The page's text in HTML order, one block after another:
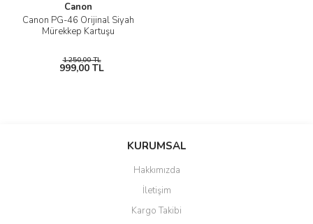
Canon
Canon PG-46 Orijinal Siyah
Mürekkep Kartuşu
1.250,00 TL
999,00 TL
KURUMSAL
Hakkımızda
İletişim
Kargo Takibi